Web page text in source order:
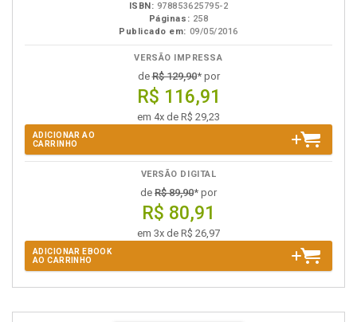
ISBN: 978853625795-2
Páginas: 258
Publicado em: 09/05/2016
VERSÃO IMPRESSA
deR$ 129,90* por
R$ 116,91
em 4x de R$ 29,23
ADICIONAR AO
CARRINHO
VERSÃO DIGITAL
de R$ 89,90* por
R$ 80,91
em 3x de R$ 26,97
ADICIONAR EBOOK
AO CARRINHO